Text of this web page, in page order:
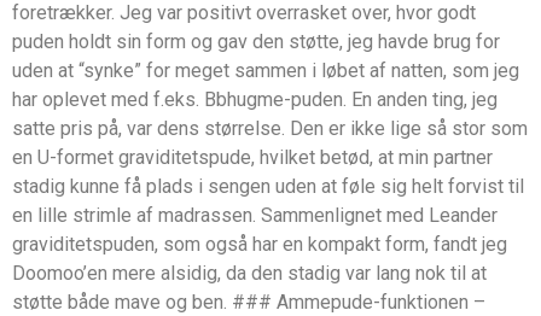
foretrækker. Jeg var positivt overrasket over, hvor godt
puden holdt sin form og gav den støtte, jeg havde brug for
uden at “synke” for meget sammen i løbet af natten, som jeg
har oplevet med f.eks. Bbhugme-puden. En anden ting, jeg
satte pris på, var dens størrelse. Den er ikke lige så stor som
en U-formet graviditetspude, hvilket betød, at min partner
stadig kunne få plads i sengen uden at føle sig helt forvist til
en lille strimle af madrassen. Sammenlignet med Leander
graviditetspuden, som også har en kompakt form, fandt jeg
Doomoo’en mere alsidig, da den stadig var lang nok til at
støtte både mave og ben. ### Ammepude-funktionen –